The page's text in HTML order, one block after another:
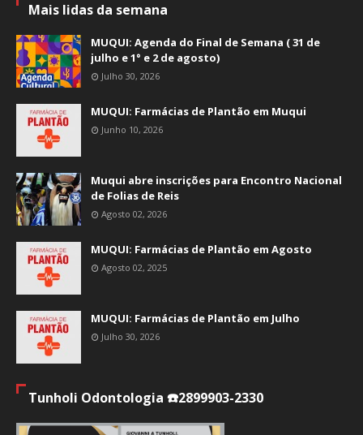
Mais lidas da semana
MUQUI: Agenda do Final de Semana ( 31 de
julho e 1° e 2 de agosto)
Julho 30, 2026
MUQUI: Farmácias de Plantão em Muqui
Junho 10, 2026
Muqui abre inscrições para Encontro Nacional
de Folias de Reis
Agosto 02, 2026
MUQUI: Farmácias de Plantão em Agosto
Agosto 02, 2025
MUQUI: Farmácias de Plantão em Julho
Julho 30, 2026
Tunholi Odontologia ☎️2899903-2330